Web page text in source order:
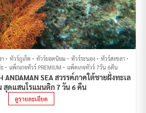
ทัวร์ภูเก็ต ทัวร์ยอดนิยม ทัวร์ระนอง
ทัวร์สงขลา
แพ็กเกจทัวร์ PREMIUM แพ็คเกจทัวร์ 7วัน 6คืน
ANDAMAN SEA สวรรค์ภาคใต้ชายฝั่งทะเล
สุดแสนโรแมนติก 7 วัน 6 คืน
ดูรายละเอียด